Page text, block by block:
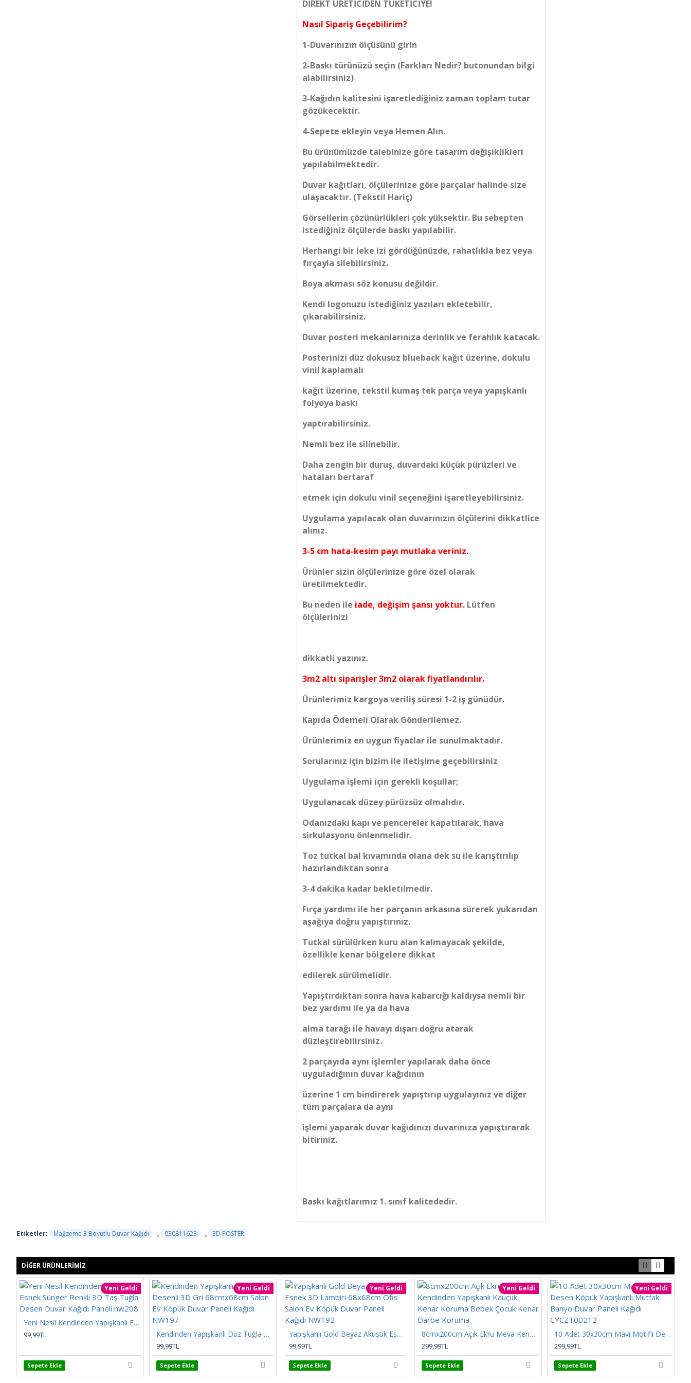
DİREKT ÜRETİCİDEN TÜKETİCİYE!
Nasıl Sipariş Geçebilirim?
1-Duvarınızın ölçüsünü girin
2-Baskı türünüzü seçin (Farkları Nedir? butonundan bilgi
alabilirsiniz)
3-Kağıdın kalitesini işaretlediğiniz zaman toplam tutar
gözükecektir.
4-Sepete ekleyin veya Hemen Alın.
Bu ürünümüzde talebinize göre tasarım değişiklikleri
yapılabilmektedir.
Duvar kağıtları, ölçülerinize göre parçalar halinde size
ulaşacaktır. (Tekstil Hariç)
Görsellerin çözünürlükleri çok yüksektir. Bu sebepten
istediğiniz ölçülerde baskı yapılabilir.
Herhangi bir leke izi gördüğünüzde, rahatlıkla bez veya
fırçayla silebilirsiniz.
Boya akması söz konusu değildir.
Kendi logonuzu istediğiniz yazıları ekletebilir,
çıkarabilirsiniz.
Duvar posteri mekanlarınıza derinlik ve ferahlık katacak.
Posterinizi düz dokusuz blueback kağıt üzerine, dokulu
vinil kaplamalı
kağıt üzerine, tekstil kumaş tek parça veya yapışkanlı
folyoya baskı
yaptırabilirsiniz.
Nemli bez ile silinebilir.
Daha zengin bir duruş, duvardaki küçük pürüzleri ve
hataları bertaraf
etmek için dokulu vinil seçeneğini işaretleyebilirsiniz.
Uygulama yapılacak olan duvarınızın ölçülerini dikkatlice
alınız.
3-5 cm hata-kesim payı mutlaka veriniz.
Ürünler sizin ölçülerinize göre özel olarak
üretilmektedir.
Bu neden ile iade, değişim şansı yoktur. Lütfen
ölçülerinizi
dikkatli yazınız.
3m2 altı siparişler 3m2 olarak fiyatlandırılır.
Ürünlerimiz kargoya veriliş süresi 1-2 iş günüdür.
Kapıda Ödemeli Olarak Gönderilemez.
Ürünlerimiz en uygun fiyatlar ile sunulmaktadır.
Sorularınız için bizim ile iletişime geçebilirsiniz
Uygulama işlemi için gerekli koşullar;
Uygulanacak düzey pürüzsüz olmalıdır.
Odanızdaki kapı ve pencereler kapatılarak, hava
sirkulasyonu önlenmelidir.
Toz tutkal bal kıvamında olana dek su ile karıştırılıp
hazırlandıktan sonra
3-4 dakika kadar bekletilmedir.
Fırça yardımı ile her parçanın arkasına sürerek yukarıdan
aşağıya doğru yapıştırınız.
Tutkal sürülürken kuru alan kalmayacak şekilde,
özellikle kenar bölgelere dikkat
edilerek sürülmelidir.
Yapıştırdıktan sonra hava kabarcığı kaldıysa nemli bir
bez yardımı ile ya da hava
alma tarağı ile havayı dışarı doğru atarak
düzleştirebilirsiniz.
2 parçayıda aynı işlemler yapılarak daha önce
uyguladığının duvar kağıdının
üzerine 1 cm bindirerek yapıştırıp uygulayınız ve diğer
tüm parçalara da aynı
işlemi yaparak duvar kağıdınızı duvarınıza yapıştırarak
bitiriniz.
Baskı kağıtlarımız 1. sınıf kalitededir.
Etiketler: Mağzeme 3 Boyutlu Duvar Kağıdı , 030811623 , 3D POSTER
DIĞER ÜRÜNLERIMIZ
Yeni Geldi
Yeni Nesil Kendinden Yapışkanlı Esnek Sünger Renkli 3D Taş Tuğla Desen Duvar Kağıdı Paneli nw208
99,99TL
Sepete Ekle
Yeni Geldi
Kendinden Yapışkanlı Düz Tuğla Desenli 3D Gri 68cmx68cm Salon Ev Köpük Duvar Paneli Kağıdı NW197
99,99TL
Sepete Ekle
Yeni Geldi
Yapışkanlı Gold Beyaz Akustik Esnek 3D Lambiri 68x68cm Ofis Salon Ev Köpük Duvar Paneli Kağıdı NW192
99,99TL
Sepete Ekle
Yeni Geldi
8cmx200cm Açık Ekru Meva Kendinden Yapışkanlı Kauçuk Kenar Koruma Bebek Çocuk Kenar Darbe Koruma
299,99TL
Sepete Ekle
Yeni Geldi
10 Adet 30x30cm Mavi Motifli Desen Köpük Yapışkanlı Mutfak Banyo Duvar Paneli Kağıdı CYCZT00212
299,99TL
Sepete Ekle